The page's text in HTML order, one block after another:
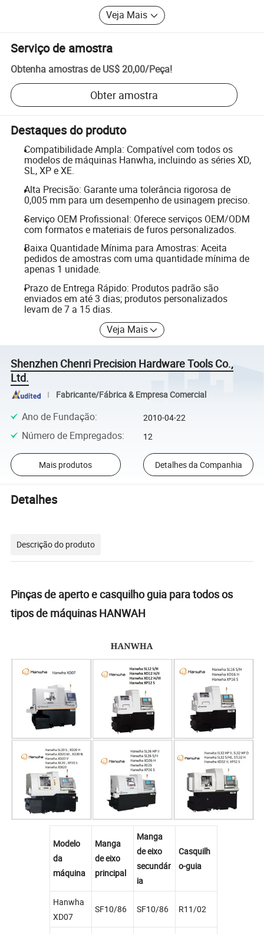
Veja Mais
Serviço de amostra
Obtenha amostras de US$ 20,00/Peça!
Obter amostra
Destaques do produto
Compatibilidade Ampla: Compatível com todos os
modelos de máquinas Hanwha, incluindo as séries XD,
SL, XP e XE.
Alta Precisão: Garante uma tolerância rigorosa de
0,005 mm para um desempenho de usinagem preciso.
Serviço OEM Profissional: Oferece serviços OEM/ODM
com formatos e materiais de furos personalizados.
Baixa Quantidade Mínima para Amostras: Aceita
pedidos de amostras com uma quantidade mínima de
apenas 1 unidade.
Prazo de Entrega Rápido: Produtos padrão são
enviados em até 3 dias; produtos personalizados
levam de 7 a 15 dias.
Veja Mais
Shenzhen Chenri Precision Hardware Tools Co.,
Ltd.
Fabricante/Fábrica & Empresa Comercial
Ano de Fundação: 2010-04-22
Número de Empregados: 12
Mais produtos Detalhes da Companhia
Detalhes
Descrição do produto
Pinças de aperto e casquilho guia para todos os
tipos de máquinas HANWAH
Modelo
da
máquina
Manga
de eixo
principal
Manga
de eixo
secundár
ia
Casquilh
o-guia
Hanwha
XD07
SF10/86 SF10/86 R11/02